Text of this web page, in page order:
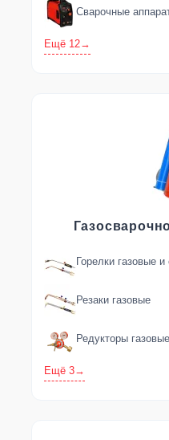
Сварочные
Ещё 12→
Горелки газовые
Резаки газовые
Редукторы газовые
Ещё 3→